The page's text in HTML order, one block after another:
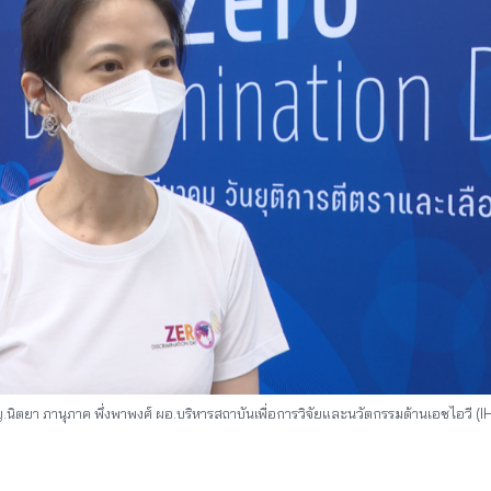
ตยา ภานุภาค พึ่งพาพงศ์ ผอ.บริหารสถาบันเพื่อการวิจัยและนวัตกรรมด้านเอชไอวี